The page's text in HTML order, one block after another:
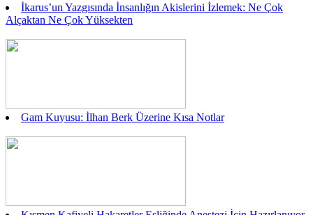
İkarus’un Yazgısında İnsanlığın Akislerini İzlemek: Ne Çok
Alçaktan Ne Çok Yüksekten
Gam Kuyusu: İlhan Berk Üzerine Kısa Notlar